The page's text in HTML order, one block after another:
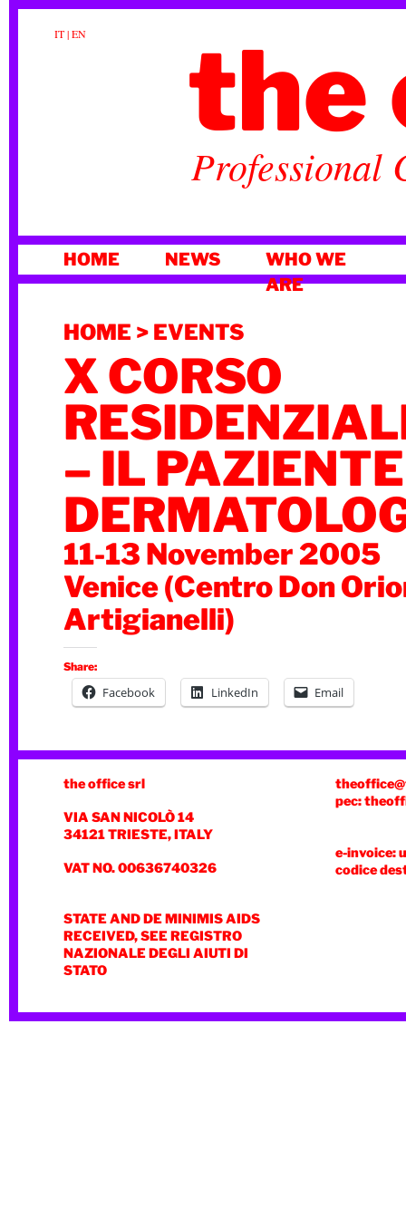
IT|EN the
Professional
TO
HOME NEWS
WHO WE
ARE
HOME > EVENTS
X CORSO
– IL
11-13 November 2005
Venice (Centro Don
Artigianelli)
Share:
Facebook LinkedIn Email
the office srl
VIA SAN NICOLÒ 14
34121 TRIESTE, ITALY
VAT NO. 00636740326
STATE AND DE MINIMIS AIDS
RECEIVED, SEE REGISTRO
NAZIONALE DEGLI AIUTI DI
STATO
pec:
e-invoice:
codice